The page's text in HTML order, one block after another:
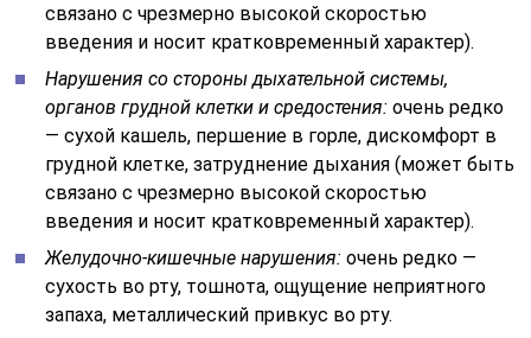
связано с чрезмерно высокой скоростью
введения и носит кратковременный характер).
Нарушения со стороны дыхательной системы,
органов грудной клетки и средостения: очень редко
— сухой кашель, першение в горле, дискомфорт в
грудной клетке, затруднение дыхания (может быть
связано с чрезмерно высокой скоростью
введения и носит кратковременный характер).
Желудочно-кишечные нарушения: очень редко —
сухость во рту, тошнота, ощущение неприятного
запаха, металлический привкус во рту.